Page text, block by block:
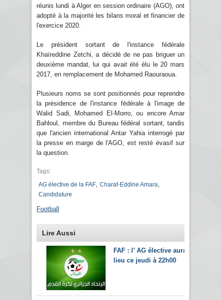
réunis lundi à Alger en session ordinaire (AGO), ont
adopté à la majorité les bilans moral et financier de
l'exercice 2020.
Le président sortant de l'instance fédérale
Khaïreddine Zetchi, a décidé de ne pas briguer un
deuxième mandat, lui qui avait été élu le 20 mars
2017, en remplacement de Mohamed Raouraoua.
Plusieurs noms se sont positionnés pour reprendre
la présidence de l'instance fédérale à l'image de
Walid Sadi, Mohamed El-Morro, ou encore Amar
Bahloul, membre du Bureau fédéral sortant, tandis
que l'ancien international Antar Yahia interrogé par
la presse en marge de l'AGO, est resté évasif sur
la question.
Tags:
AG élective de la FAF Charaf-Eddine Amara
Candidature
Football
Lire Aussi
FAF : l’ AG élective aura
lieu ce jeudi à 22h00